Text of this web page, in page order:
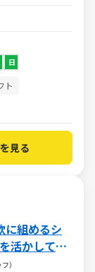
日
ト
見る
組めるシ
活かして働
）